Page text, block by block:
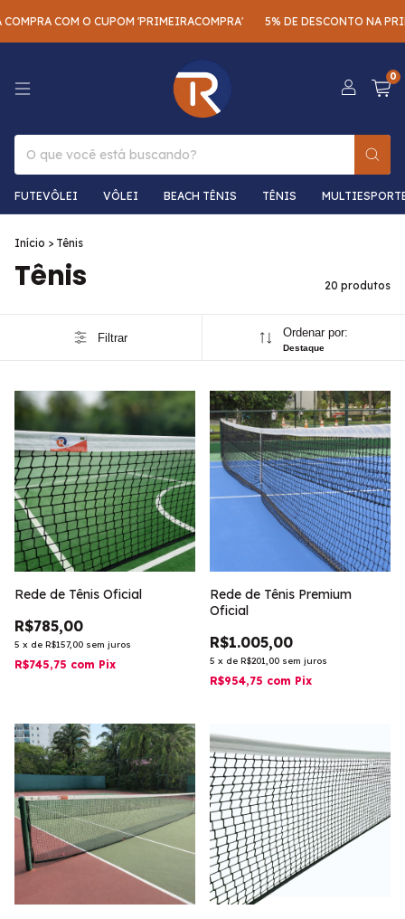
COM O CUPOM 'PRIMEIRACOMPRA' 5% DE DESCONTO NA PRIMEIRA
0
FUTEVÔLEI VÔLEI BEACH TÊNIS TÊNIS
Início > Tênis
Tênis 20 produtos
Filtrar Ordenar por:
Destaque
Rede de Tênis Oficial
R$785,00
5 x de R$157,00 sem juros
R$745,75 com Pix
Rede de Tênis Premium
Oficial
R$1.005,00
5 x de R$201,00 sem juros
R$954,75 com Pix